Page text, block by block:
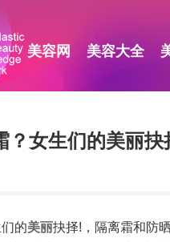
美容网 美容大全
？女生们的美丽抉
的美丽抉择!，隔离霜和防